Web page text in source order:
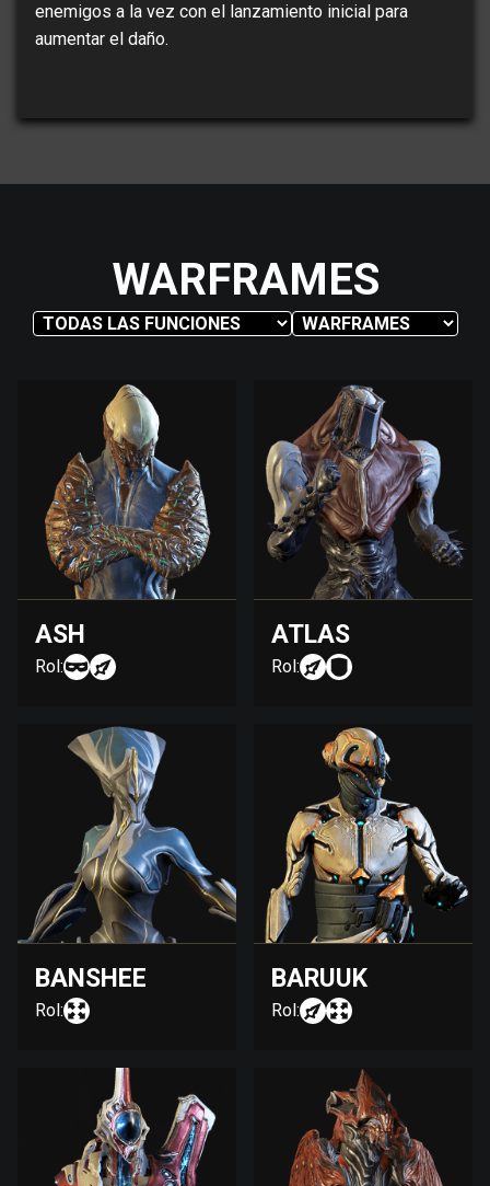
enemigos a la vez con el lanzamiento inicial para
aumentar el daño.
WARFRAMES
ASH
Rol:
ATLAS
Rol:
BANSHEE
Rol:
BARUUK
Rol: